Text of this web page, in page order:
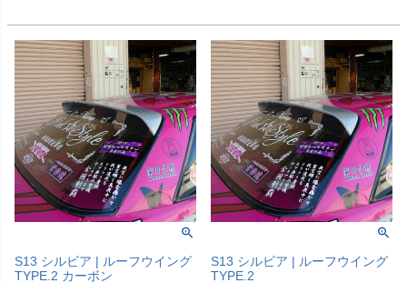
S13 シルビア | ルーフウイング
TYPE.2 カーボン
S13 シルビア | ルーフウイング
TYPE.2